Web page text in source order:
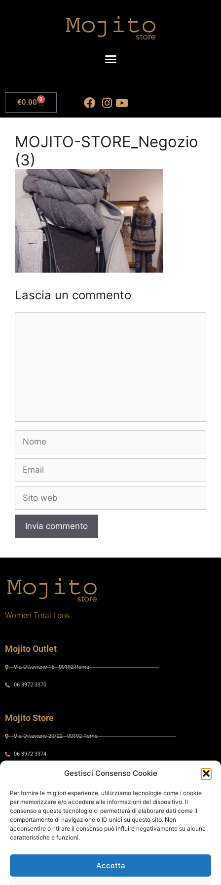
Gestisci Consenso Cookie
Per fornire le migliori esperienze, utilizziamo tecnologie come i cookie
per memorizzare e/o accedere alle informazioni del dispositivo. Il
consenso a queste tecnologie ci permetterà di elaborare dati come il
comportamento di navigazione o ID unici su questo sito. Non
acconsentire o ritirare il consenso può influire negativamente su alcune
caratteristiche e funzioni.
Accetta
€0.00 0
MOJITO-STORE_Negozio
(3)
Lascia un commento
Women Total Look
Mojito Outlet
Via Ottaviano 16 - 00192 Roma
06 3972 3370
Mojito Store
Via Ottaviano 20/22 - 00192 Roma
06 3972 3374
Via Ottaviano 24 - 00192 Roma
06 575 8821
Policy
Cookie Policy